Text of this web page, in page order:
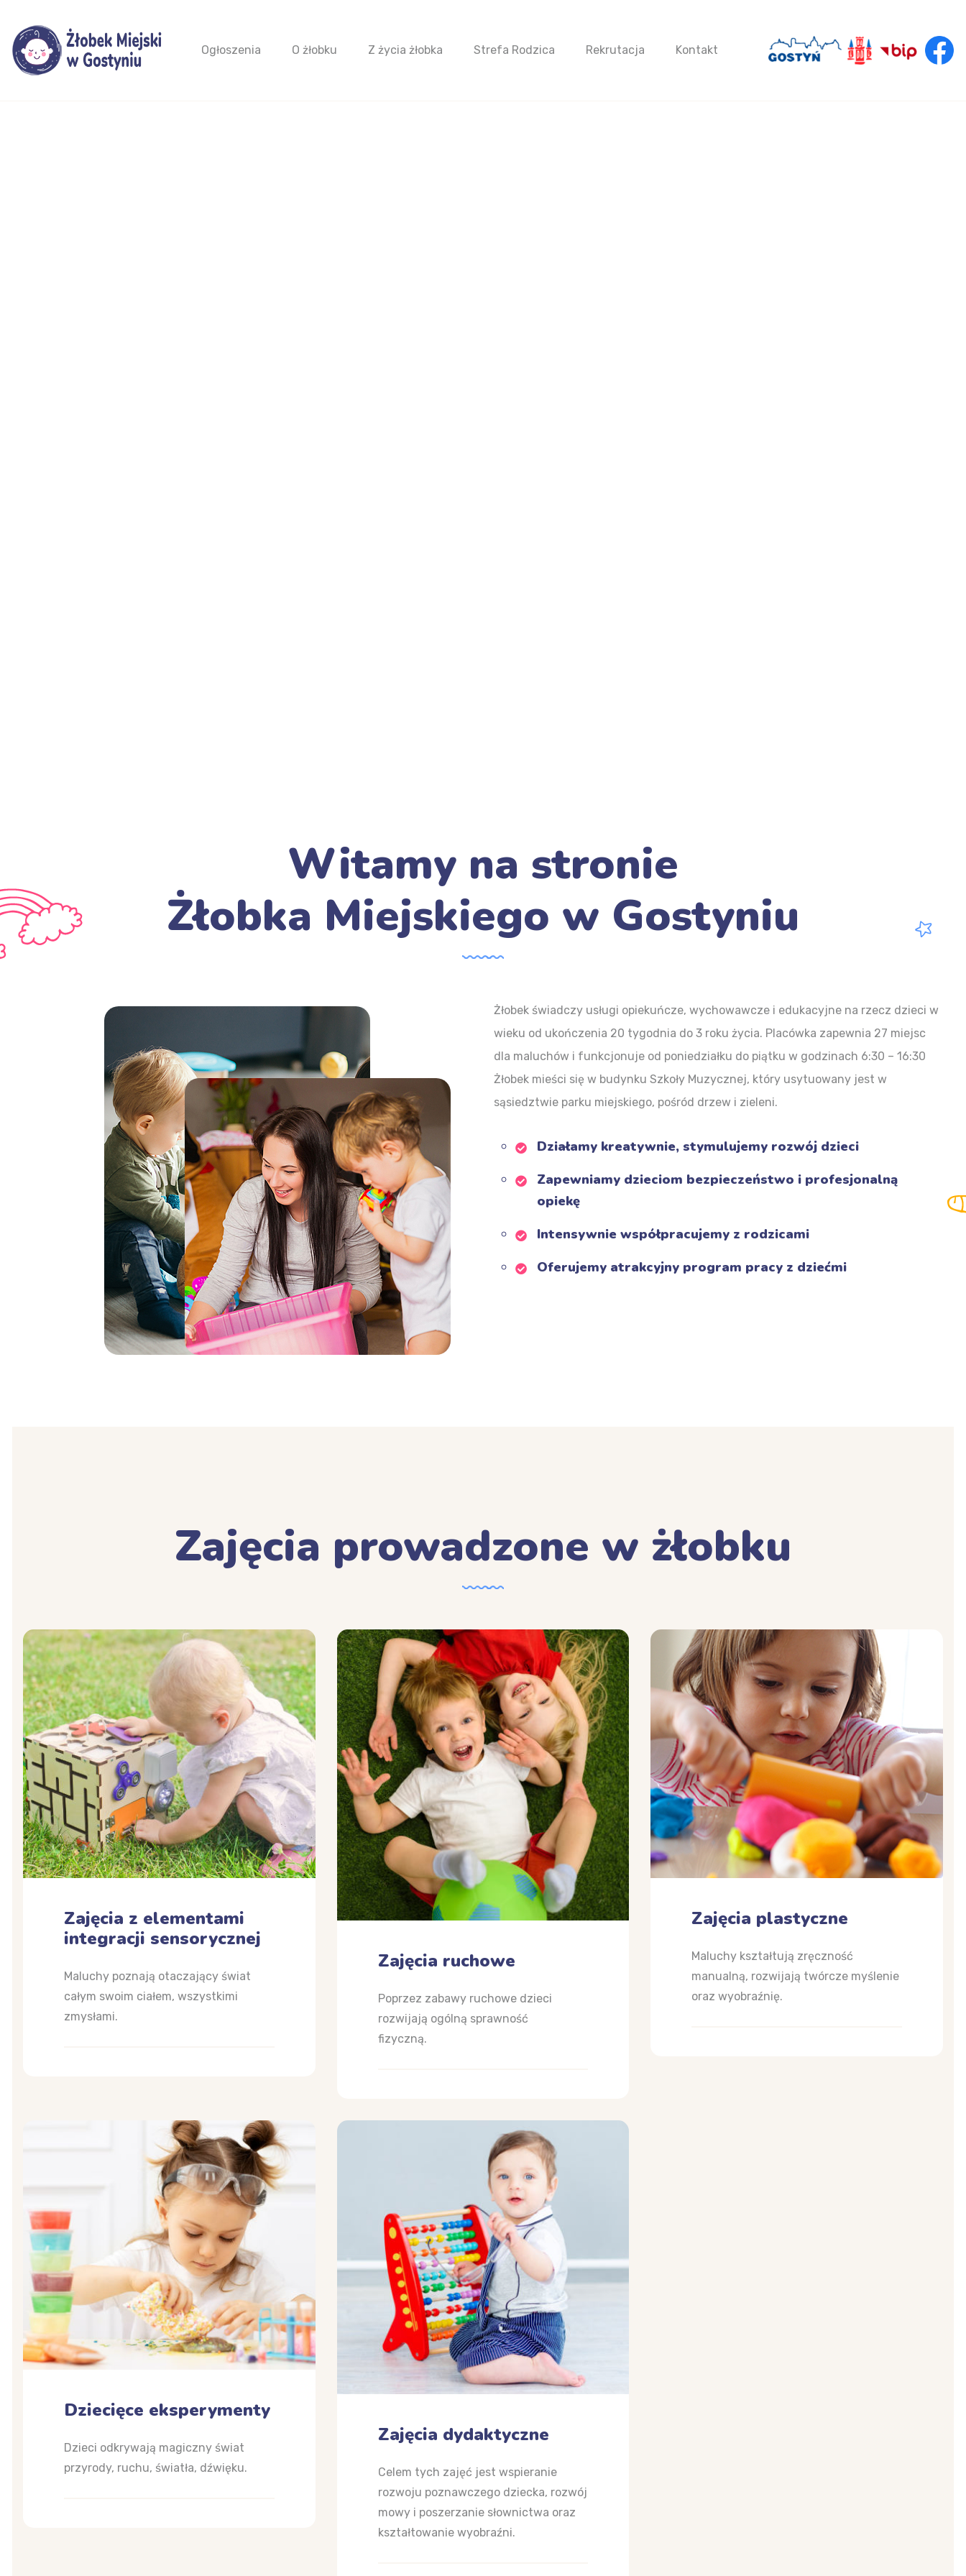
Ogłoszenia O żłobku Z życia żłobka Strefa Rodzica Rekrutacja Kontakt
Witamy na stronie
Żłobka Miejskiego w Gostyniu
Żłobek świadczy usługi opiekuńcze, wychowawcze i edukacyjne na rzecz dzieci w
wieku od ukończenia 20 tygodnia do 3 roku życia. Placówka zapewnia 27 miejsc
dla maluchów i funkcjonuje od poniedziałku do piątku w godzinach 6:30 – 16:30
Żłobek mieści się w budynku Szkoły Muzycznej, który usytuowany jest w
sąsiedztwie parku miejskiego, pośród drzew i zieleni.
Działamy kreatywnie, stymulujemy rozwój dzieci
Zapewniamy dzieciom bezpieczeństwo i profesjonalną
opiekę
Intensywnie współpracujemy z rodzicami
Oferujemy atrakcyjny program pracy z dziećmi
Zajęcia prowadzone w żłobku
Zajęcia z elementami
integracji sensorycznej
Maluchy poznają otaczający świat
całym swoim ciałem, wszystkimi
zmysłami.
Zajęcia ruchowe
Poprzez zabawy ruchowe dzieci
rozwijają ogólną sprawność
fizyczną.
Zajęcia plastyczne
Maluchy kształtują zręczność
manualną, rozwijają twórcze myślenie
oraz wyobraźnię.
Dziecięce eksperymenty
Dzieci odkrywają magiczny świat
przyrody, ruchu, światła, dźwięku.
Zajęcia dydaktyczne
Celem tych zajęć jest wspieranie
rozwoju poznawczego dziecka, rozwój
mowy i poszerzanie słownictwa oraz
kształtowanie wyobraźni.